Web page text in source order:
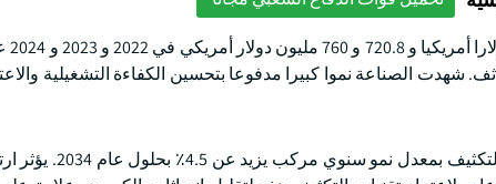
قدرت
شهدت الصناعة نموا كبيرا مدفوعا بتحسين الكفاءة التشغيلية
من المتوقع أن ينمو سوق الغلايات الكيميائية التي